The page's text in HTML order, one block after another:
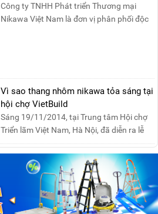
Công ty TNHH Phát triển Thương mại
Nikawa Việt Nam là đơn vị phân phối độc
Vì sao thang nhôm nikawa tỏa sáng tại
hội chợ VietBuild
Sáng 19/11/2014, tại Trung tâm Hội chợ
Triển lãm Việt Nam, Hà Nội, đã diễn ra lễ
khai mạc “Triể....